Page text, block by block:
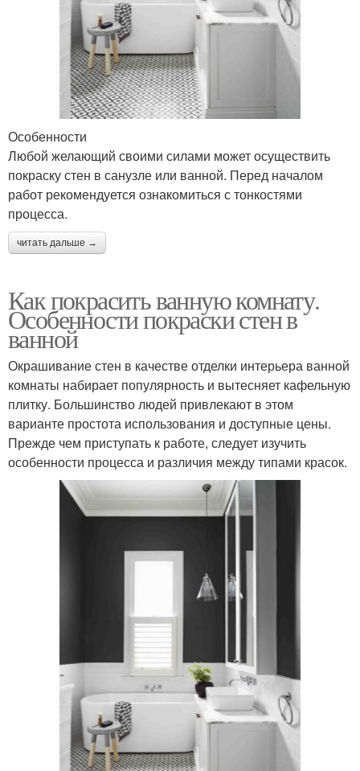
Особенности
Любой желающий своими силами может осуществить
покраску стен в санузле или ванной. Перед началом
работ рекомендуется ознакомиться с тонкостями
процесса.
читать дальше →
Как покрасить ванную комнату.
Особенности покраски стен в
ванной
Окрашивание стен в качестве отделки интерьера ванной
комнаты набирает популярность и вытесняет кафельную
плитку. Большинство людей привлекают в этом
варианте простота использования и доступные цены.
Прежде чем приступать к работе, следует изучить
особенности процесса и различия между типами красок.